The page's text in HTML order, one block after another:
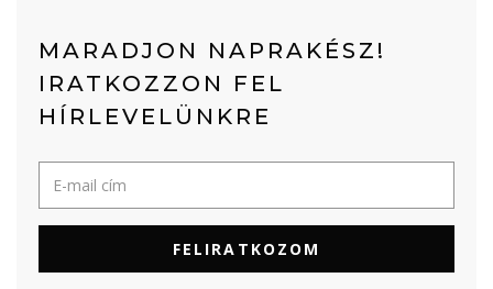
MARADJON NAPRAKÉSZ!
IRATKOZZON FEL
HÍRLEVELÜNKRE
FELIRATKOZOM